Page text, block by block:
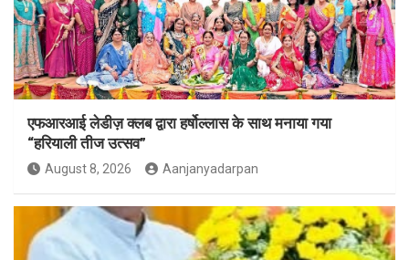
एफआरआई लेडीज़ क्लब द्वारा हर्षोल्लास के साथ मनाया गया
“हरियाली तीज उत्सव”
August 8, 2026 Aanjanyadarpan